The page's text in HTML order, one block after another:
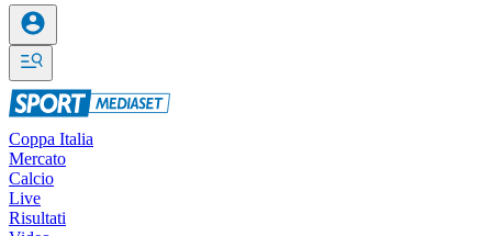
Coppa Italia
Mercato
Calcio
Live
Risultati